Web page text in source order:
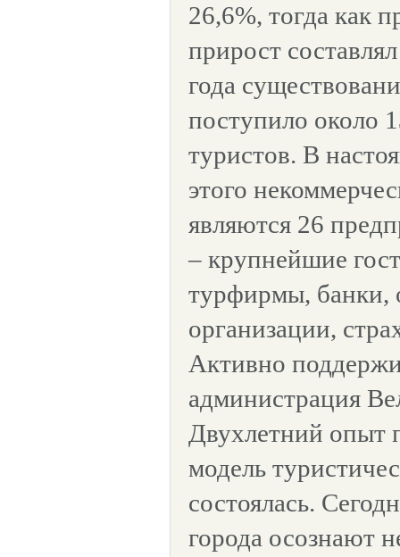
26,6%, тогда как
прирост
года
поступило около
туристов. В
этого
являются 26
– крупнейшие
турфирмы, банки,
организации,
Активно
администрация
Двухлетний опыт
модель
состоялась.
города осознают